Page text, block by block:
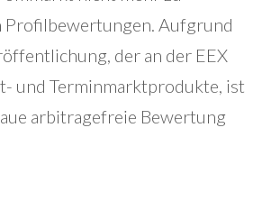
Profilbewertungen. Aufgrund
der an der EEX
und Terminmarktprodukte, ist
arbitragefreie Bewertung